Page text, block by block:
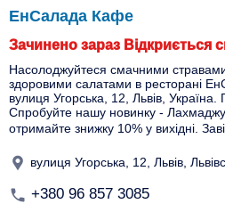
ЕнСалада Кафе
Зачинено зараз Відкриється
Насолоджуйтеся смачними
здоровими салатами в ресторані
вулиця Угорська, 12, Львів, Україна.
Спробуйте нашу новинку -
отримайте знижку 10% у вихідні.
вулиця Угорська, 12, Львів,
+380 96 857 3085